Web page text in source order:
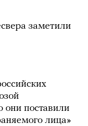
заметили
они поставили
лица»